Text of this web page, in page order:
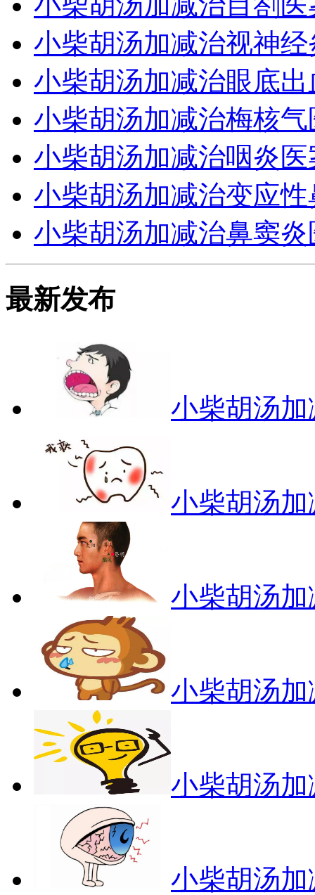
小柴胡汤加减治视神经
小柴胡汤加减治眼底出
小柴胡汤加减治梅核气
小柴胡汤加减治咽炎医
小柴胡汤加减治变应性
小柴胡汤加减治鼻窦炎
最新发布
小柴胡汤
小柴胡汤
小柴胡汤
小柴胡汤
小柴胡汤
小柴胡汤